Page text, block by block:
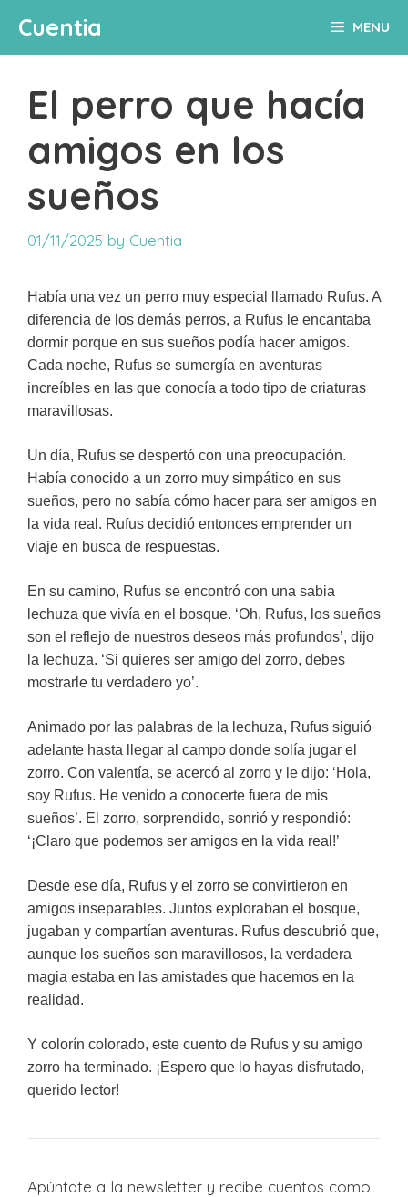
content
Cuentia MENU
El perro que hacía
amigos en los
sueños
01/11/2025 by Cuentia
Había una vez un perro muy especial llamado Rufus. A
diferencia de los demás perros, a Rufus le encantaba
dormir porque en sus sueños podía hacer amigos.
Cada noche, Rufus se sumergía en aventuras
increíbles en las que conocía a todo tipo de criaturas
maravillosas.
Un día, Rufus se despertó con una preocupación.
Había conocido a un zorro muy simpático en sus
sueños, pero no sabía cómo hacer para ser amigos en
la vida real. Rufus decidió entonces emprender un
viaje en busca de respuestas.
En su camino, Rufus se encontró con una sabia
lechuza que vivía en el bosque. ‘Oh, Rufus, los sueños
son el reflejo de nuestros deseos más profundos’, dijo
la lechuza. ‘Si quieres ser amigo del zorro, debes
mostrarle tu verdadero yo’.
Animado por las palabras de la lechuza, Rufus siguió
adelante hasta llegar al campo donde solía jugar el
zorro. Con valentía, se acercó al zorro y le dijo: ‘Hola,
soy Rufus. He venido a conocerte fuera de mis
sueños’. El zorro, sorprendido, sonrió y respondió:
‘¡Claro que podemos ser amigos en la vida real!’
Desde ese día, Rufus y el zorro se convirtieron en
amigos inseparables. Juntos exploraban el bosque,
jugaban y compartían aventuras. Rufus descubrió que,
aunque los sueños son maravillosos, la verdadera
magia estaba en las amistades que hacemos en la
realidad.
Y colorín colorado, este cuento de Rufus y su amigo
zorro ha terminado. ¡Espero que lo hayas disfrutado,
querido lector!
Apúntate a la newsletter y recibe cuentos como